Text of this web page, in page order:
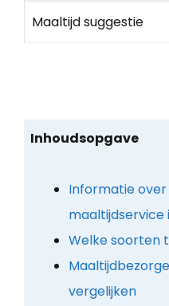
Maaltijd suggestie
Inhoudsopgave
Informatie
maaltijdservice
Welke soorten
vergelijken